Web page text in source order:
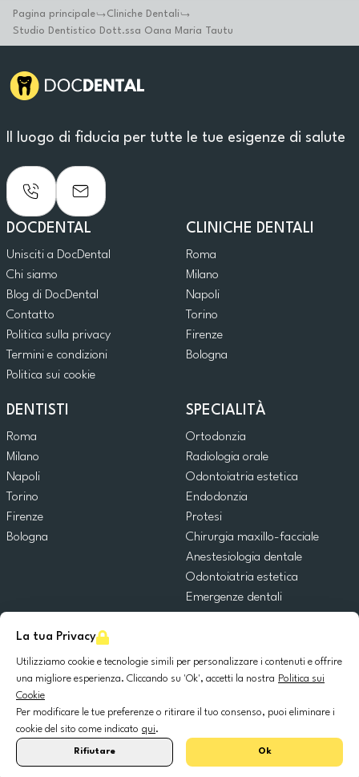
La tua Privacy
Utilizziamo cookie e tecnologie simili per personalizzare i contenuti e offrire
una migliore esperienza. Cliccando su 'Ok', accetti la nostra Politica sui
Cookie
Per modificare le tue preferenze o ritirare il tuo consenso, puoi eliminare i
cookie del sito come indicato qui.
Rifiutare Ok
Pagina principale
Cliniche Dentali
Studio Dentistico Dott.ssa Oana Maria Tautu
Il luogo di fiducia per tutte le tue esigenze di salute
DOCDENTAL
Unisciti a DocDental
Chi siamo
Blog di DocDental
Contatto
Politica sulla privacy
Termini e condizioni
Politica sui cookie
CLINICHE DENTALI
Roma
Milano
Napoli
Torino
Firenze
Bologna
DENTISTI
Roma
Milano
Napoli
Torino
Firenze
Bologna
SPECIALITÀ
Ortodonzia
Radiologia orale
Odontoiatria estetica
Endodonzia
Protesi
Chirurgia maxillo-facciale
Anestesiologia dentale
Odontoiatria estetica
Emergenze dentali
Chirurgia orale
Implantologia dentale
© 2025 DocDental. Tutti i diritti riservati.
United
España Polska